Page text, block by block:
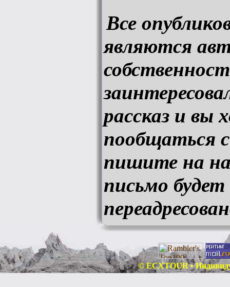
Все
являются
рассказ и вы
пообщаться
пишите на
письмо
© ECXTOUR •